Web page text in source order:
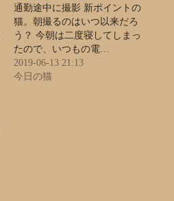
通勤途中に撮影 新ポイントの
猫。朝撮るのはいつ以来だろ
う？ 今朝は二度寝してしまっ
たので、いつもの電…
2019-06-13 21:13
今日の猫